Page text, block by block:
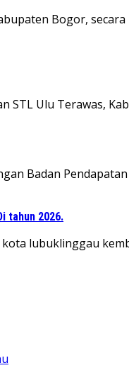
Bogor,
STL Ulu Terawas,
Badan
tahun 2026.
lubuklinggau